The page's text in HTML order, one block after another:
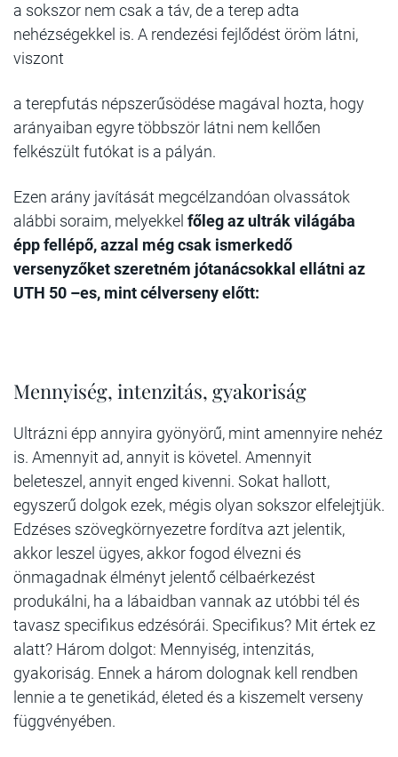
a sokszor nem csak a táv, de a terep adta
nehézségekkel is. A rendezési fejlődést öröm látni,
viszont
a terepfutás népszerűsödése magával hozta, hogy
arányaiban egyre többször látni nem kellően
felkészült futókat is a pályán.
Ezen arány javítását megcélzandóan olvassátok
alábbi soraim, melyekkel főleg az ultrák világába
épp fellépő, azzal még csak ismerkedő
versenyzőket szeretném jótanácsokkal ellátni az
UTH 50 –es, mint célverseny előtt:
Mennyiség, intenzitás, gyakoriság
Ultrázni épp annyira gyönyörű, mint amennyire nehéz
is. Amennyit ad, annyit is követel. Amennyit
beleteszel, annyit enged kivenni. Sokat hallott,
egyszerű dolgok ezek, mégis olyan sokszor elfelejtjük.
Edzéses szövegkörnyezetre fordítva azt jelentik,
akkor leszel ügyes, akkor fogod élvezni és
önmagadnak élményt jelentő célbaérkezést
produkálni, ha a lábaidban vannak az utóbbi tél és
tavasz specifikus edzésórái. Specifikus? Mit értek ez
alatt? Három dolgot: Mennyiség, intenzitás,
gyakoriság. Ennek a három dolognak kell rendben
lennie a te genetikád, életed és a kiszemelt verseny
függvényében.